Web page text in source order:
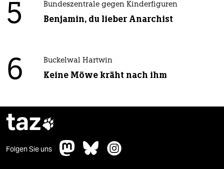
5 Bundeszentrale gegen Kinderfiguren
Benjamin, du lieber Anarchist
6 Buckelwal Hartwin
Keine Möwe kräht nach ihm
taz
Folgen Sie uns